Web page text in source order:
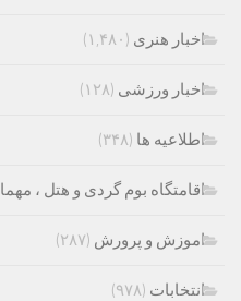
اخبار هنری (۱,۴۸۰)
اخبار ورزشی (۱۲۸)
اطلاعیه ها (۳۴۸)
اقامتگاه بوم گردی و هتل ،
اموزش و پرورش (۲۸۷)
انتخابات (۹۷۸)